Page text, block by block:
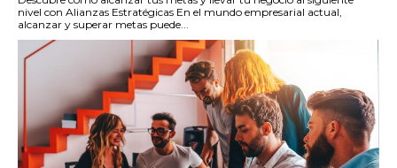
nivel con Alianzas Estratégicas En el mundo empresarial actual,
alcanzar y superar metas puede...